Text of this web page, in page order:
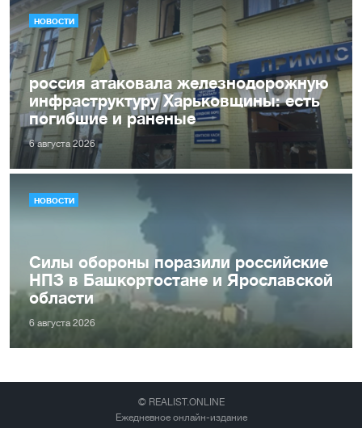
НОВОСТИ
россия атаковала железнодорожную
инфраструктуру Харьковщины: есть
погибшие и раненые
6 августа 2026
НОВОСТИ
Силы обороны поразили российские
НПЗ в Башкортостане и Ярославской
области
6 августа 2026
© REALIST.ONLINE
Ежедневное онлайн-издание